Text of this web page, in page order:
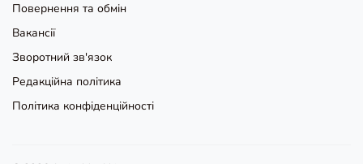
Повернення та обмін
Вакансії
Зворотний зв'язок
Редакційна політика
Політика конфіденційності